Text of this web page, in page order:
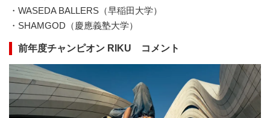
・WASEDA BALLERS（早稲田大学）
・SHAMGOD（慶應義塾大学）
前年度チャンピオン RIKU コメント